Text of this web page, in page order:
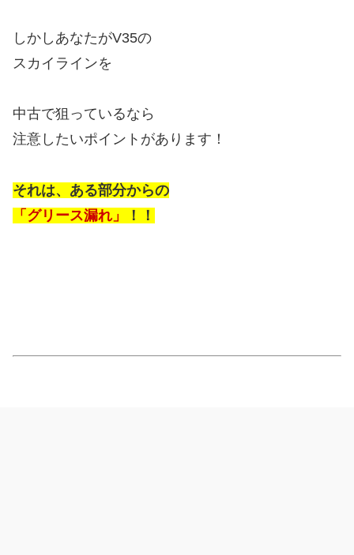
しかしあなたがV35の
スカイラインを
中古で狙っているなら
注意したいポイントがあります！
それは、ある部分からの
「グリース漏れ」
！！